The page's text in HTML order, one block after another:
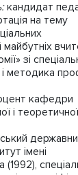
кандидат
на тему
зі
методика
кафедри
і
імені